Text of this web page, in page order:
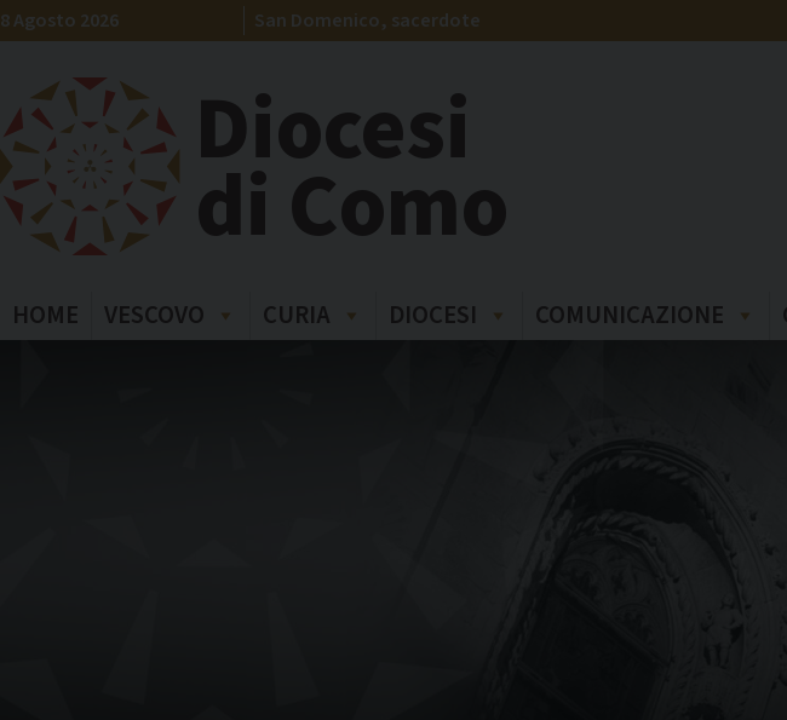
Skip
to
8 Agosto 2026 San Domenico, sacerdote
Diocesi
di Como
HOME VESCOVO CURIA DIOCESI COMUNICAZIONE